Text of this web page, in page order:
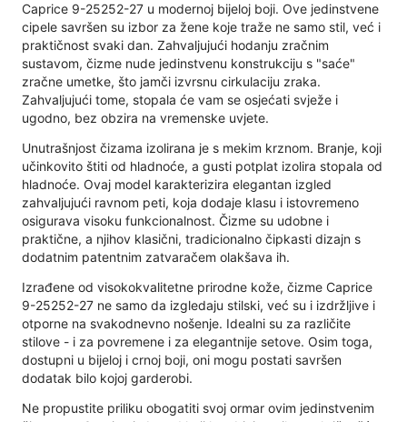
Caprice 9-25252-27 u modernoj bijeloj boji. Ove jedinstvene
cipele savršen su izbor za žene koje traže ne samo stil, već i
praktičnost svaki dan. Zahvaljujući hodanju zračnim
sustavom, čizme nude jedinstvenu konstrukciju s "saće"
zračne umetke, što jamči izvrsnu cirkulaciju zraka.
Zahvaljujući tome, stopala će vam se osjećati svježe i
ugodno, bez obzira na vremenske uvjete.
Unutrašnjost čizama izolirana je s mekim krznom. Branje, koji
učinkovito štiti od hladnoće, a gusti potplat izolira stopala od
hladnoće. Ovaj model karakterizira elegantan izgled
zahvaljujući ravnom peti, koja dodaje klasu i istovremeno
osigurava visoku funkcionalnost. Čizme su udobne i
praktične, a njihov klasični, tradicionalno čipkasti dizajn s
dodatnim patentnim zatvaračem olakšava ih.
Izrađene od visokokvalitetne prirodne kože, čizme Caprice
9-25252-27 ne samo da izgledaju stilski, već su i izdržljive i
otporne na svakodnevno nošenje. Idealni su za različite
stilove - i za povremene i za elegantnije setove. Osim toga,
dostupni u bijeloj i crnoj boji, oni mogu postati savršen
dodatak bilo kojoj garderobi.
Ne propustite priliku obogatiti svoj ormar ovim jedinstvenim